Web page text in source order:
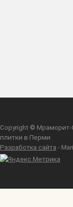
Copyright © Мраморит-
плитки в Перми
Разработка сайта -